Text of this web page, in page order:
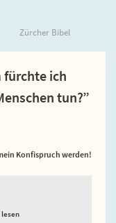
Zürcher Bibel
fürchte ich
tun?”
Konfispruch werden!
lesen